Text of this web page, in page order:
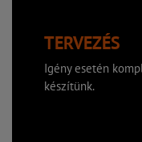
TERVEZÉS
Igény esetén
készítünk.